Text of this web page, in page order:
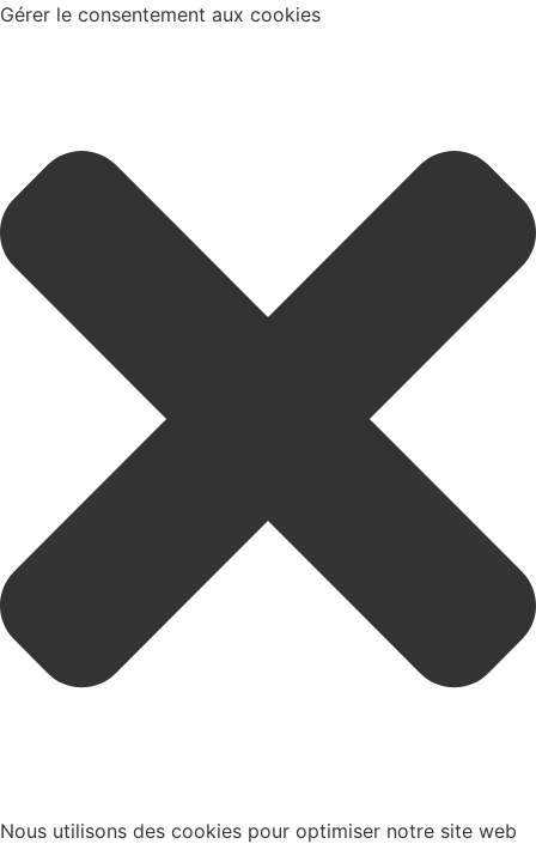
Gérer le consentement aux cookies
Nous utilisons des cookies pour optimiser notre site web